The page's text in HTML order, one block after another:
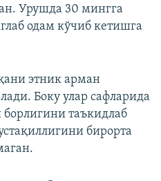
Урушда 30 мингга
одам кўчиб кетишга
этник арман
Боку улар сафларида
таъкидлаб
бирорта